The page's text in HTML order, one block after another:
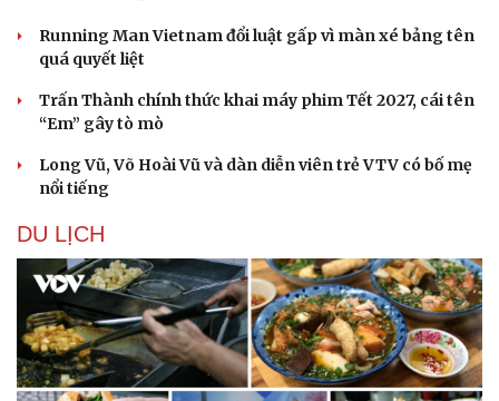
Running Man Vietnam đổi luật gấp vì màn xé bảng tên
quá quyết liệt
Trấn Thành chính thức khai máy phim Tết 2027, cái tên
“Em” gây tò mò
Long Vũ, Võ Hoài Vũ và dàn diễn viên trẻ VTV có bố mẹ
nổi tiếng
DU LỊCH